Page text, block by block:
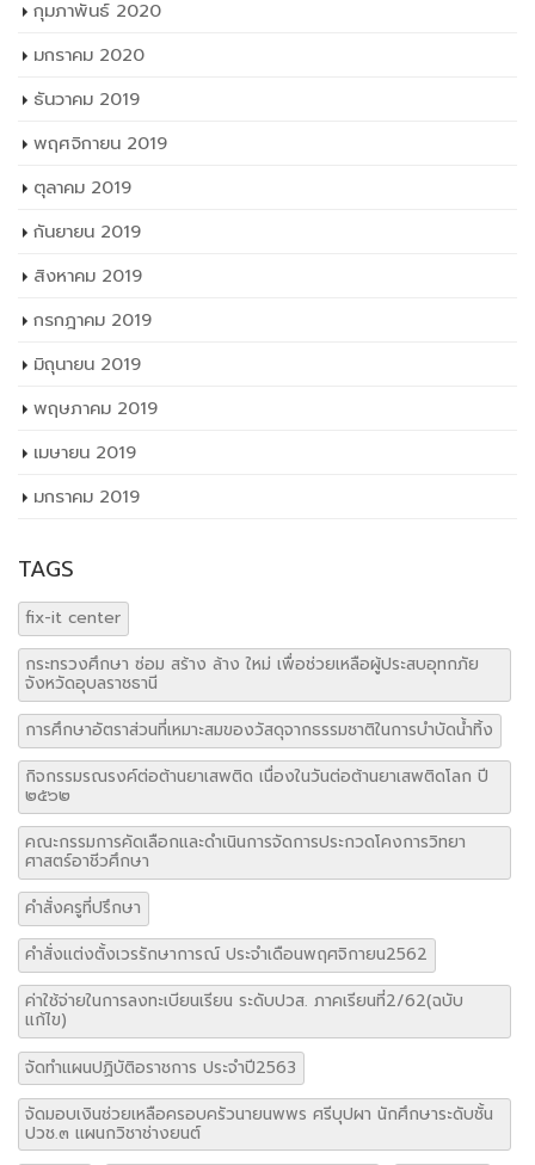
กุมภาพันธ์ 2020
มกราคม 2020
ธันวาคม 2019
พฤศจิกายน 2019
ตุลาคม 2019
กันยายน 2019
สิงหาคม 2019
กรกฎาคม 2019
มิถุนายน 2019
พฤษภาคม 2019
เมษายน 2019
มกราคม 2019
TAGS
fix-it center
กระทรวงศึกษา ซ่อม สร้าง ล้าง ใหม่ เพื่อช่วยเหลือผู้ประสบอุทกภัย
จังหวัดอุบลราชธานี
การศึกษาอัตราส่วนที่เหมาะสมของวัสดุจากธรรมชาติในการบำบัดน้ำทิ้ง
กิจกรรมรณรงค์ต่อต้านยาเสพติด เนื่องในวันต่อต้านยาเสพติดโลก ปี
๒๕๖๒
คณะกรรมการคัดเลือกและดำเนินการจัดการประกวดโคงการวิทยา
ศาสตร์อาชีวศึกษา
คำสั่งครูที่ปรึกษา
คำสั่งแต่งตั้งเวรรักษาการณ์ ประจำเดือนพฤศจิกายน2562
ค่าใช้จ่ายในการลงทะเบียนเรียน ระดับปวส. ภาคเรียนที่2/62(ฉบับ
แก้ไข)
จัดทำแผนปฏิบัติอราชการ ประจำปี2563
จัดมอบเงินช่วยเหลือครอบครัวนายนพพร ศรีบุปผา นักศึกษาระดับชั้น
ปวช.๓ แผนกวิชาช่างยนต์